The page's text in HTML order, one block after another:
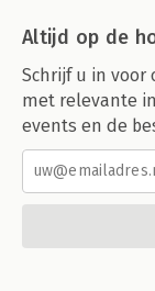
Altijd op de
Schrijf u in voor
met relevante
events en de